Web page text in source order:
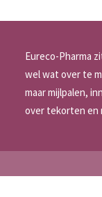
Eureco-Pharma
wel wat over te
maar mijlpalen,
over tekorten en